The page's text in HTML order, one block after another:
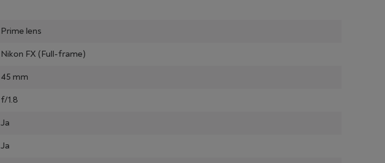
Prime lens
Nikon FX (Full-frame)
45 mm
f/1.8
Ja
Ja